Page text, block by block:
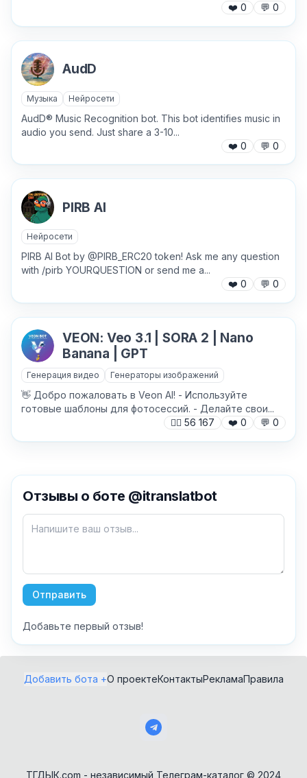
Как добавить бота?
чата
антиспам
Нейросети
Хочу получить ответ на email
❤️ 0 💬 0
AudD
Музыка Нейросети
AudD® Music Recognition bot. This bot identifies music in
audio you send. Just share a 3-10...
❤️ 0 💬 0
PIRB AI
Нейросети
PIRB AI Bot by @PIRB_ERC20 token! Ask me any question
with /pirb YOURQUESTION or send me a...
❤️ 0 💬 0
VEON: Veo 3.1 | SORA 2 | Nano
Banana | GPT
Генерация видео Генераторы изображений
👋 Добро пожаловать в Veon AI! - Используйте
готовые шаблоны для фотосессий. - Делайте свои...
🙍‍♂️ 56 167 ❤️ 0 💬 0
Отзывы о боте @itranslatbot
Отправить
Добавьте первый отзыв!
Добавить бота +О проектеКонтактыРекламаПравила
ТГДЫК.com - независимый Телеграм-каталог © 2024